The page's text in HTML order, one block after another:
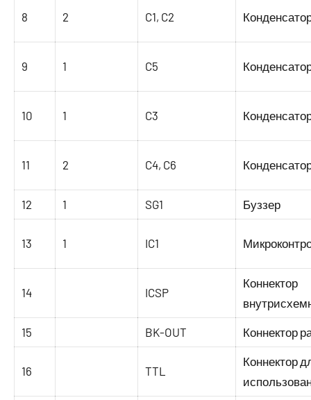
8 2 C1, C2
9 1 C5
10 1 C3
11 2 C4, C6
12 1 SG1 Буззер
13 1 IC1
14 ICSP
Коннектор
15 BK-OUT Коннектор
16 TTL
Коннектор